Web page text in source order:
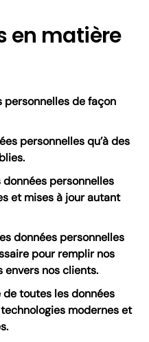
en matière
personnelles de façon
personnelles qu’à des
personnelles
et mises à jour autant
données personnelles
pour remplir nos
nos clients.
toutes les données
modernes et